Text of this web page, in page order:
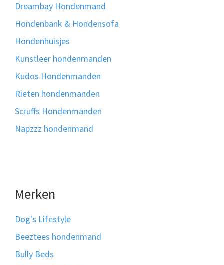
Dreambay Hondenmand
Hondenbank & Hondensofa
Hondenhuisjes
Kunstleer hondenmanden
Kudos Hondenmanden
Rieten hondenmanden
Scruffs Hondenmanden
Napzzz hondenmand
Merken
Dog's Lifestyle
Beeztees hondenmand
Bully Beds